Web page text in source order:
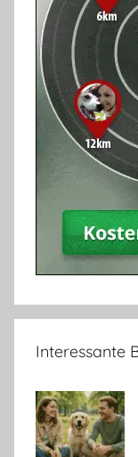
Interessante